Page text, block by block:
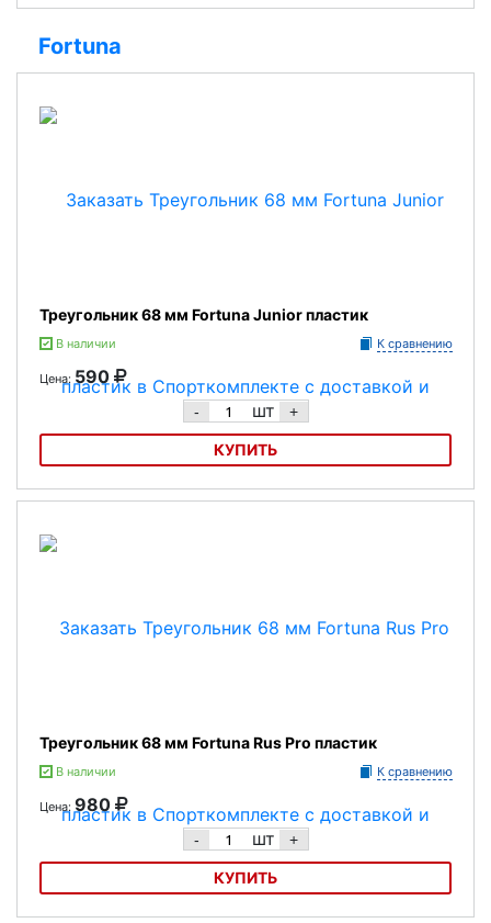
Fortuna
Треугольник 68 мм Fortuna Junior пластик
В наличии К сравнению
Цена: 590
- шт +
КУПИТЬ
Треугольник 68 мм Fortuna Junior пластик
Треугольник 68 мм Fortuna Rus Pro пластик
В наличии К сравнению
Цена: 980
- шт +
КУПИТЬ